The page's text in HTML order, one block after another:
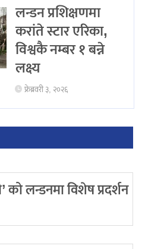
लन्डन प्रशिक्षणमा
करांते स्टार एरिका,
विश्वकै नम्बर १ बन्ने
लक्ष्य
फ्रेब्रवरी ३, २०२६
को लन्डनमा विशेष प्रदर्शन